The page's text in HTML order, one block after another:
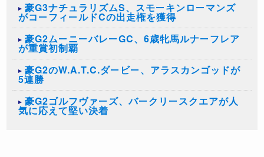
豪G3ナチュラリズムS、スモーキンローマンズ
がコーフィールドCの出走権を獲得
豪G2ムーニーバレーGC、6歳牝馬ルナーフレア
が重賞初制覇
豪G2のW.A.T.C.ダービー、アラスカンゴッドが
5連勝
豪G2ゴルフヴァーズ、バークリースクエアが人
気に応えて堅い決着